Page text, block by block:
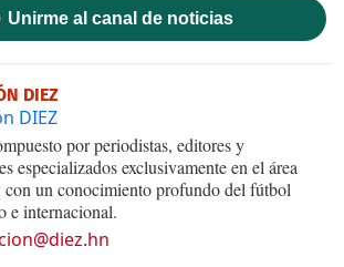
Unirme al canal de noticias
DIEZ
DIEZ
por periodistas, editores y
especializados exclusivamente en el área
con un conocimiento profundo del fútbol
e internacional.